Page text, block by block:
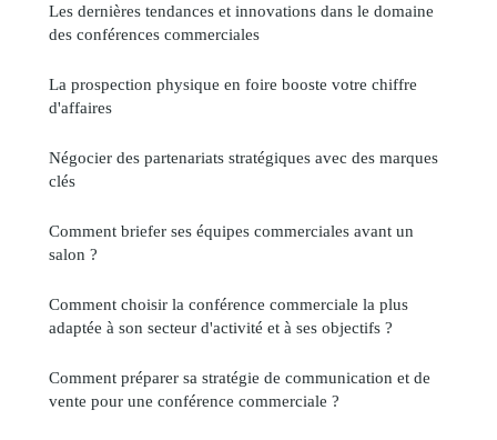
Les dernières tendances et innovations dans le domaine
des conférences commerciales
La prospection physique en foire booste votre chiffre
d'affaires
Négocier des partenariats stratégiques avec des marques
clés
Comment briefer ses équipes commerciales avant un
salon ?
Comment choisir la conférence commerciale la plus
adaptée à son secteur d'activité et à ses objectifs ?
Comment préparer sa stratégie de communication et de
vente pour une conférence commerciale ?